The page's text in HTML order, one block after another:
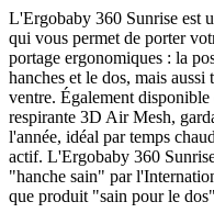
L'Ergobaby 360 Sunrise est
qui vous permet de porter
portage ergonomiques : la
hanches et le dos, mais
ventre. Également
respirante 3D Air Mesh,
l'année, idéal par temps
actif. L'Ergobaby 360
"hanche sain" par
que produit "sain pour le